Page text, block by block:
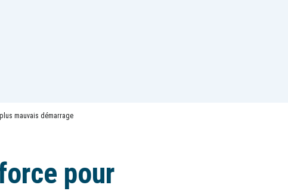
mauvais démarrage
pour